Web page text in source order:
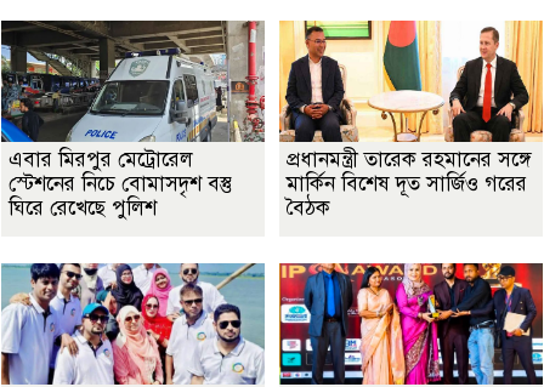
এবার মিরপুর মেট্রোরেল
স্টেশনের নিচে বোমাসদৃশ বস্তু
ঘিরে রেখেছে পুলিশ
প্রধানমন্ত্রী তারেক রহমানের সঙ্গে
মার্কিন বিশেষ দূত সার্জিও গরের
বৈঠক